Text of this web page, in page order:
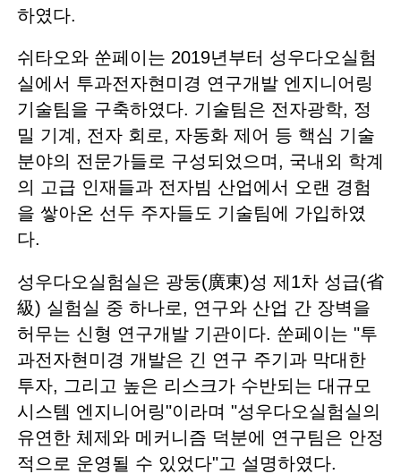
하였다.
쉬타오와 쑨페이는 2019년부터 성우다오실험
실에서 투과전자현미경 연구개발 엔지니어링
기술팀을 구축하였다. 기술팀은 전자광학, 정
밀 기계, 전자 회로, 자동화 제어 등 핵심 기술
분야의 전문가들로 구성되었으며, 국내외 학계
의 고급 인재들과 전자빔 산업에서 오랜 경험
을 쌓아온 선두 주자들도 기술팀에 가입하였
다.
성우다오실험실은 광둥(廣東)성 제1차 성급(省
級) 실험실 중 하나로, 연구와 산업 간 장벽을
허무는 신형 연구개발 기관이다. 쑨페이는 "투
과전자현미경 개발은 긴 연구 주기과 막대한
투자, 그리고 높은 리스크가 수반되는 대규모
시스템 엔지니어링"이라며 "성우다오실험실의
유연한 체제와 메커니즘 덕분에 연구팀은 안정
적으로 운영될 수 있었다"고 설명하였다.